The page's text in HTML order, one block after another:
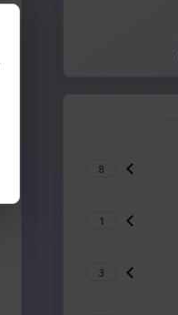
8
1
3